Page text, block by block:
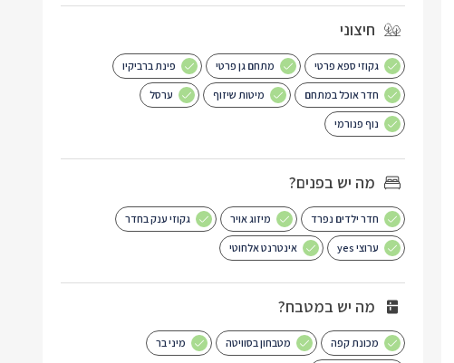
חיצוני
גקוזי ספא פרטי מתחם גן פרטי פינת ברביקיו
חדר אוכל במתחם מיטות שיזוף ערסל
נוף פנורמי
מה יש בפנים?
חדר ילדים נפרד מיזוג אויר גקוזי ענק בחדר
ערוצי yes אינטרנט אלחוטי
מה יש במטבח?
מכונת קפה מטבחון בסוויטה מיני בר